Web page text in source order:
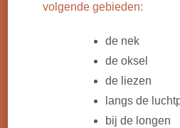
volgende gebieden:
de nek
de oksel
de liezen
langs de
bij de longen